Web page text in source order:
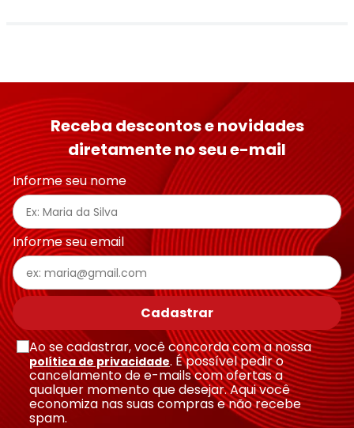
Receba descontos e novidades
diretamente no seu e-mail
Informe seu nome
Informe seu email
Cadastrar
Ao se cadastrar, você concorda com a nossa
política de privacidade. É possível pedir o
cancelamento de e-mails com ofertas a
qualquer momento que desejar. Aqui você
economiza nas suas compras e não recebe
spam.